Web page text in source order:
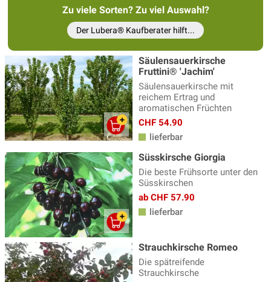
Zu viele Sorten? Zu viel Auswahl?
Der Lubera® Kaufberater hilft...
Säulensauerkirsche
Fruttini® 'Jachim'
Säulensauerkirsche mit
reichem Ertrag und
aromatischen Früchten
CHF 54.90
lieferbar
Süsskirsche Giorgia
Die beste Frühsorte unter den
Süsskirschen
ab CHF 57.90
lieferbar
Strauchkirsche Romeo
Die spätreifende
Strauchkirsche